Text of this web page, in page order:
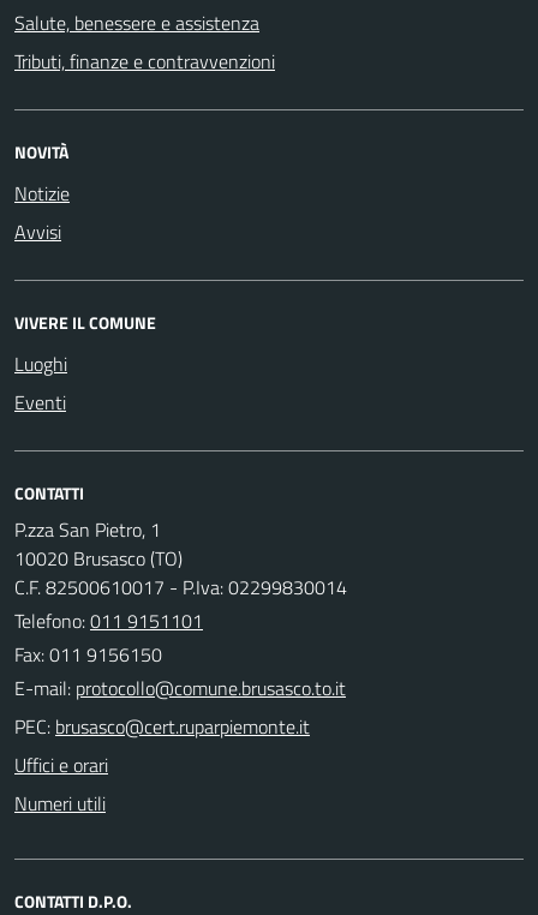
Salute, benessere e assistenza
Tributi, finanze e contravvenzioni
NOVITÀ
Notizie
Avvisi
VIVERE IL COMUNE
Luoghi
Eventi
CONTATTI
P.zza San Pietro, 1
10020 Brusasco (TO)
C.F. 82500610017 - P.Iva: 02299830014
Telefono:011 9151101
Fax: 011 9156150
E-mail:
PEC:
Uffici e orari
Numeri utili
CONTATTI D.P.O.